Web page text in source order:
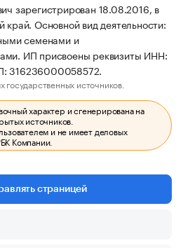
зарегистрирован 18.08.2016, в
Основной вид деятельности:
семенами и
ИП присвоены реквизиты ИНН:
316236000058572.
источников.
характер и сгенерирована на
источников.
и не имеет деловых
Компании.
страницей